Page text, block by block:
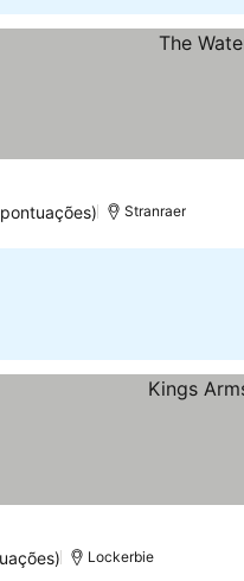
Stranraer
Lockerbie